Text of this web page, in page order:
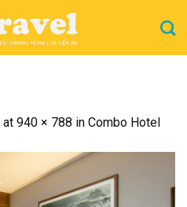
at 940 × 788 in Combo Hotel